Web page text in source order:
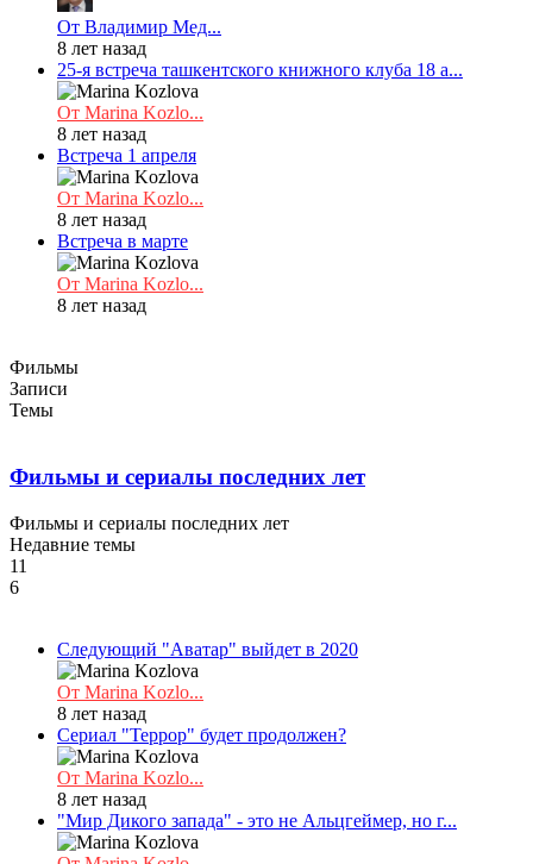
От Владимир Мед...
8 лет назад
25-я встреча ташкентского книжного клуба 18 а...
От Marina Kozlo...
8 лет назад
Встреча 1 апреля
От Marina Kozlo...
8 лет назад
Встреча в марте
От Marina Kozlo...
8 лет назад
Фильмы
Записи
Темы
Фильмы и сериалы последних лет
Фильмы и сериалы последних лет
Недавние темы
11
6
Cледующий "Аватар" выйдет в 2020
От Marina Kozlo...
8 лет назад
Сериал "Террор" будет продолжен?
От Marina Kozlo...
8 лет назад
"Мир Дикого запада" - это не Альцгеймер, но г...